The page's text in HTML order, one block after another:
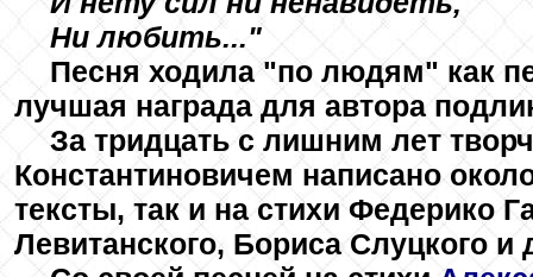
Ни любить..."
Песня ходила "по людям" как
лучшая награда для автора
За тридцать с лишним лет
Константиновичем написано
тексты, так и на стихи Федерико
Левитанского, Бориса Слуцкого и